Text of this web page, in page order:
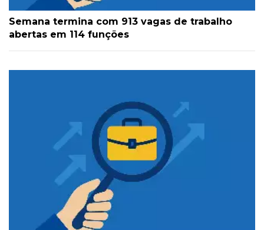
Semana termina com 913 vagas de trabalho
abertas em 114 funções